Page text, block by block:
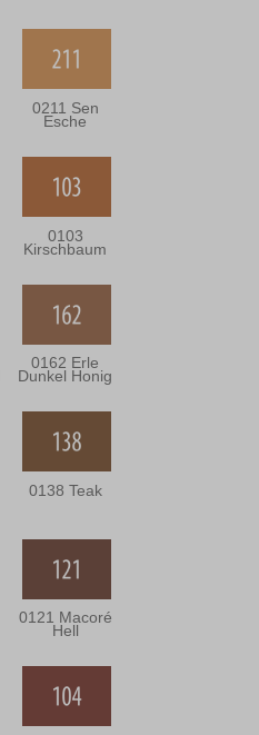
0211 Sen
Esche
0103
Kirschbaum
0162 Erle
Dunkel Honig
0138 Teak
0121 Macoré
Hell